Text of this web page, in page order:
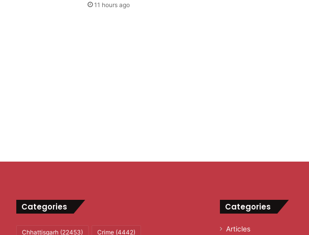
11 hours ago
Categories
Chhattisgarh(22453) Crime(4442)
Categories
Articles